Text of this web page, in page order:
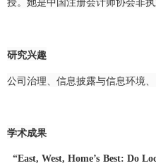
研究兴趣
公司治理、信息披露与信息环境
学术成果
“East, West, Home’s Best: Do